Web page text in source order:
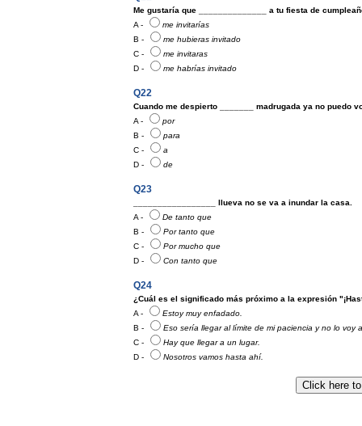
Me gustaría que ______________ a tu fiesta de
A -
me invitarías
B -
me hubieras invitado
C -
me invitaras
D -
me habrías invitado
Q22
Cuando me despierto _______ madrugada ya no puedo
A -
por
B -
para
C -
a
D -
de
Q23
_________________ llueva no se va a inundar la casa.
A -
De tanto que
B -
Por tanto que
C -
Por mucho que
D -
Con tanto que
Q24
¿Cuál es el significado más próximo a la expresión
A -
Estoy muy enfadado.
B -
Eso sería llegar al límite de mi paciencia y no lo voy
C -
Hay que llegar a un lugar.
D -
Nosotros vamos hasta ahí.